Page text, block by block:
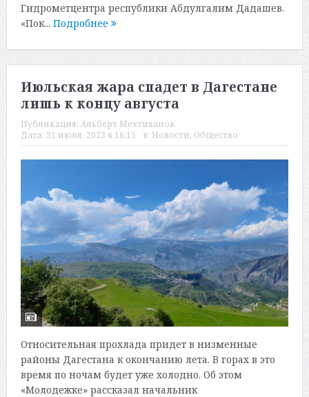
Гидрометцентра республики Абдулгалим Дадашев.
«Пок... Подробнее
Июльская жара спадет в Дагестане
лишь к концу августа
Публикация: Альберт Мехтиханов
Дата: 31 июля, 2023 в 16:15 в: Новости, Общество
Относительная прохлада придет в низменные
районы Дагестана к окончанию лета. В горах в это
время по ночам будет уже холодно. Об этом
«Молодежке» рассказал начальник